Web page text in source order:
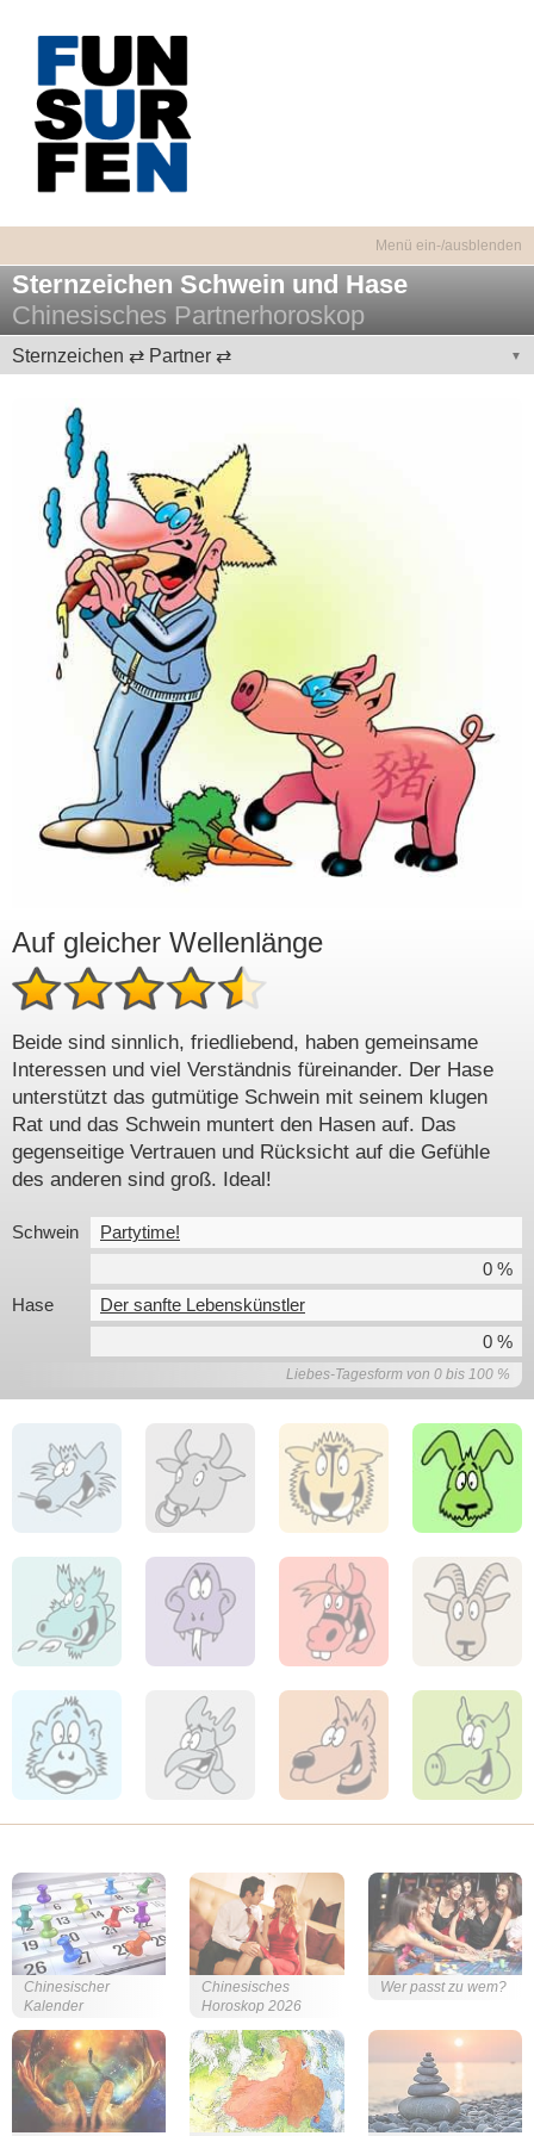
Sternzeichen Schwein und Hase
Chinesisches Partnerhoroskop
Sternzeichen ⇄ Partner ⇄
Auf gleicher Wellenlänge
Beide sind sinnlich, friedliebend, haben gemeinsame
Interessen und viel Verständnis füreinander. Der Hase
unterstützt das gutmütige Schwein mit seinem klugen
Rat und das Schwein muntert den Hasen auf. Das
gegenseitige Vertrauen und Rücksicht auf die Gefühle
des anderen sind groß. Ideal!
Schwein
Partytime!
0 %
Hase
Der sanfte Lebenskünstler
0 %
Liebes-Tagesform von 0 bis 100 %
Chinesischer
Kalender
Chinesisches
Horoskop 2026
Wer passt zu wem?